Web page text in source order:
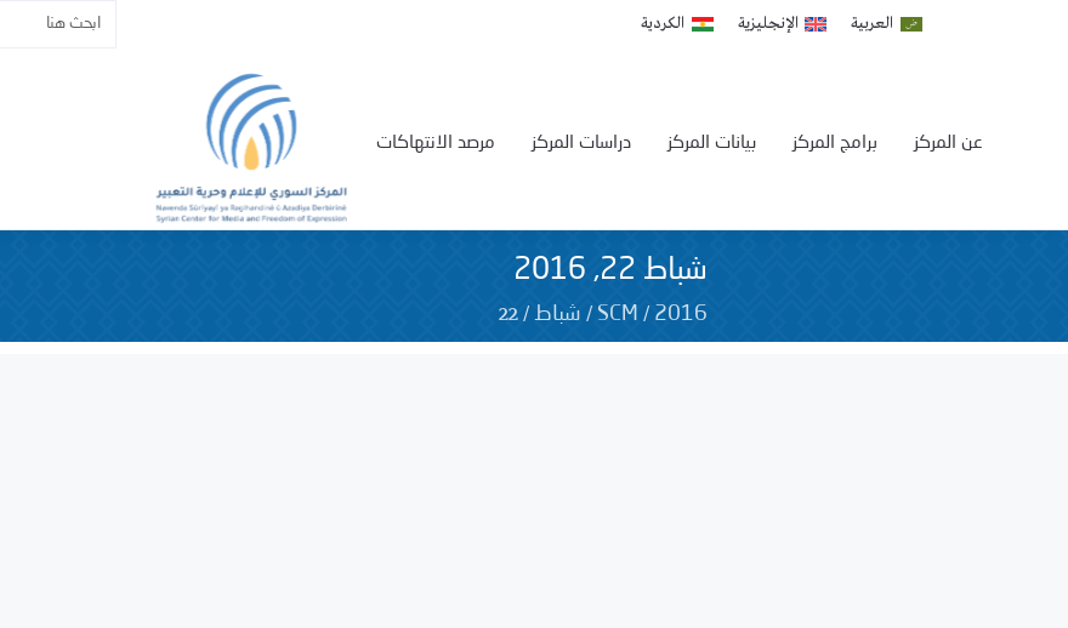
العربية الإنجليزية الكردية
مرصد الانتهاكات دراسات المركز بيانات المركز برامج المركز عن المركز
شباط 22, 2016
SCM / 2016
/ شباط /
22